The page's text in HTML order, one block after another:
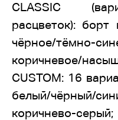
CLASSIC
расцветок):
чёрное/тёмно-
коричневое/
CUSTOM: 16
белый/чёрный/
коричнево-